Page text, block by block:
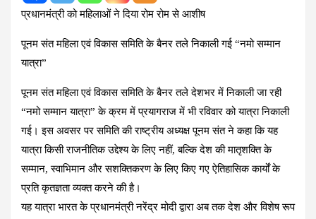
प्रधानमंत्री को महिलाओं ने दिया रोम रोम से आशीष
पूनम संत महिला एवं विकास समिति के बैनर तले निकाली गई “नमो सम्मान
यात्रा”
पूनम संत महिला एवं विकास समिति के बैनर तले देशभर में निकाली जा रही
“नमो सम्मान यात्रा” के क्रम में प्रयागराज में भी रविवार को यात्रा निकाली
गई। इस अवसर पर समिति की राष्ट्रीय अध्यक्ष पूनम संत ने कहा कि यह
यात्रा किसी राजनीतिक उद्देश्य के लिए नहीं, बल्कि देश की मातृशक्ति के
सम्मान, स्वाभिमान और सशक्तिकरण के लिए किए गए ऐतिहासिक कार्यों के
प्रति कृतज्ञता व्यक्त करने की है।
यह यात्रा भारत के प्रधानमंत्री नरेंद्र मोदी द्वारा अब तक देश और विशेष रूप